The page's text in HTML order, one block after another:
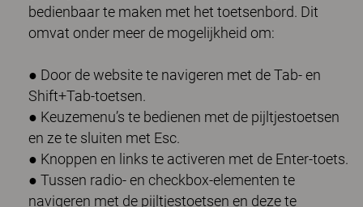
bedienbaar te maken met het toetsenbord. Dit
omvat onder meer de mogelijkheid om:
● Door de website te navigeren met de Tab- en
Shift+Tab-toetsen.
● Keuzemenu’s te bedienen met de pijltjestoetsen
en ze te sluiten met Esc.
● Knoppen en links te activeren met de Enter-toets.
● Tussen radio- en checkbox-elementen te
navigeren met de pijltjestoetsen en deze te